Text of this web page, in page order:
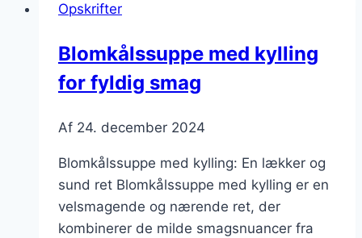
Opskrifter
Blomkålssuppe med kylling
for fyldig smag
Af 24. december 2024
Blomkålssuppe med kylling: En lækker og
sund ret Blomkålssuppe med kylling er en
velsmagende og nærende ret, der
kombinerer de milde smagsnuancer fra